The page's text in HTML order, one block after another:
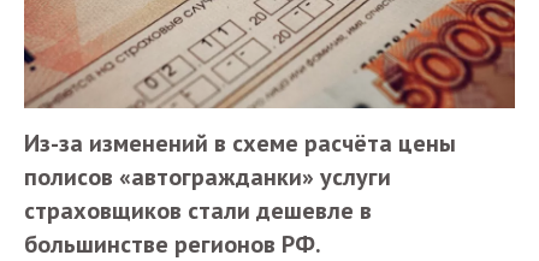
Из-за изменений в схеме расчёта цены
полисов «автогражданки» услуги
страховщиков стали дешевле в
большинстве регионов РФ.